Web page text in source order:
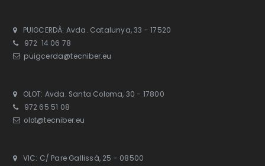
PUIGCERDÀ: Avda. Catalunya, 33 - 17520
972 14 06 78
puigcerda@tecniber.eu
OLOT: Avda. Santa Coloma, 30 - 17800
972 65 51 08
olot@tecniber.eu
VIC: C/ Pare Gallissà, 25 - 08500